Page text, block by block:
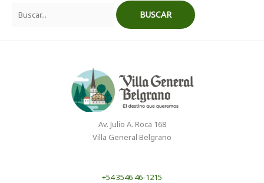
Av. Julio A. Roca 168
Villa General Belgrano
+54 3546 46-1215